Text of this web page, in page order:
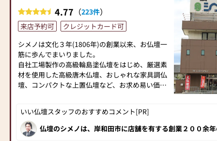
◎営業時間9：30～18：30
※定休日 毎週 火曜日・水曜日
営業致します
＊8/24（月）13時～16時位の間、納品の為一時
お店を閉めさせて頂きます。
＊閣雲堂各店実施の【当社提携位牌の文字代無料
サービス】・【お仏壇特価セール品】・【お仏壇
ン対象外となります。
＊神具（神棚等）の取り扱いはございませんので
ご了承お願いいたします
4.77 （223件）
来店予約可
クレジットカード可
シメノは文化３年(1806年)の創業以来、お仏壇一
筋に歩んでまいりました。
自社工場製作の高級輪島塗仏壇をはじめ、厳選素
材を使用した高級唐木仏壇、おしゃれな家具調仏
壇、コンパクトな上置仏壇など、お求め易い価格
➊大阪府下最大級の品揃え
お仏壇のシメノでは、コンパクトな家具調仏壇を
いい仏壇スタッフのおすすめコメント[PR]
仏壇のシメノは、岸和田市に店舗を有する創業２００余
壇製造元として地元の方に親しまれています。モダンデ